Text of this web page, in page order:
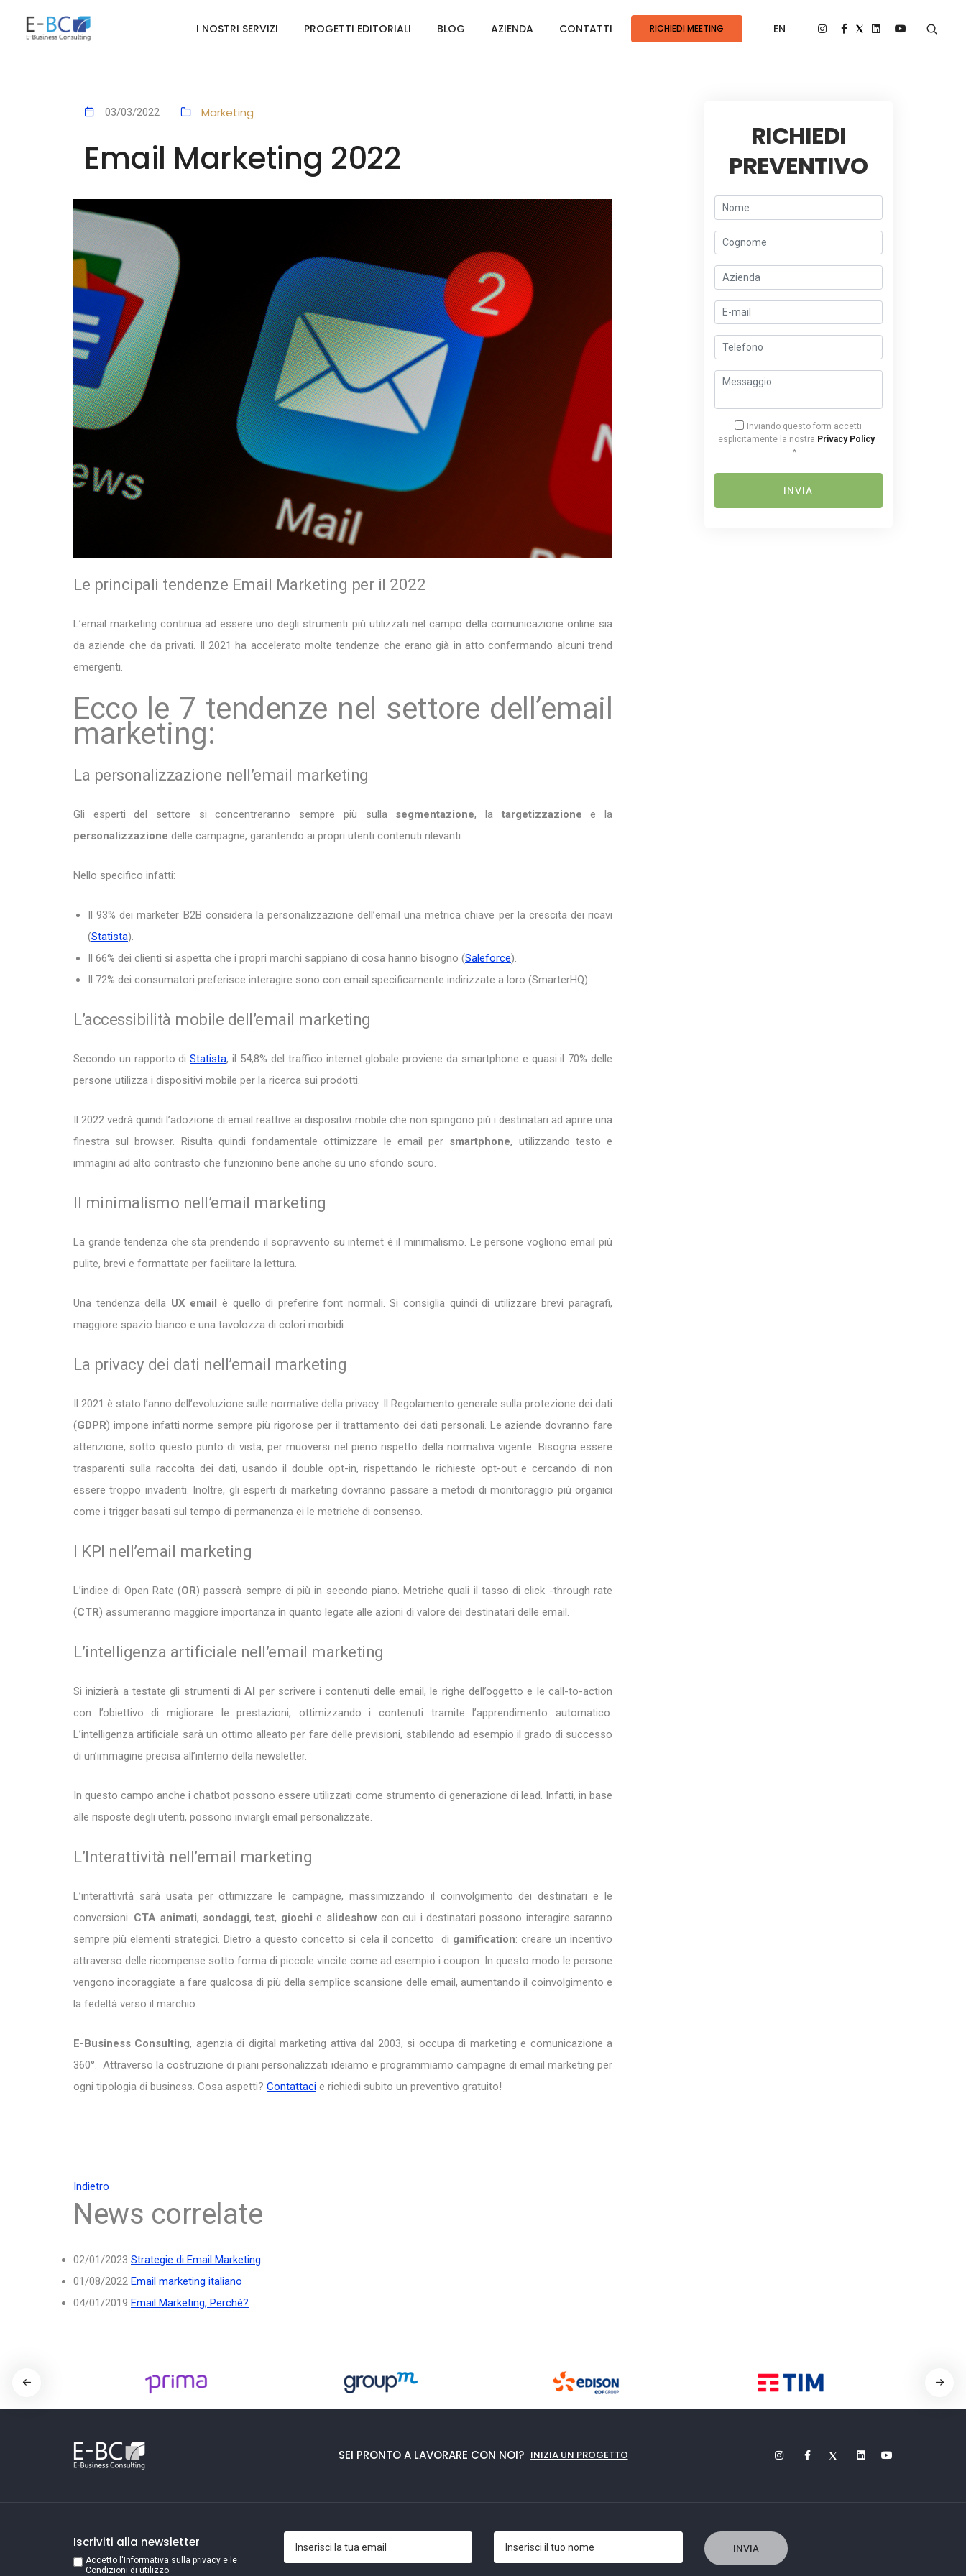
I NOSTRI SERVIZI PROGETTI EDITORIALI BLOG AZIENDA CONTATTI RICHIEDI MEETING EN
03/03/2022 Marketing
Email Marketing 2022
Le principali tendenze Email Marketing per il 2022
L’email marketing continua ad essere uno degli strumenti più utilizzati nel campo della comunicazione online sia
da aziende che da privati. Il 2021 ha accelerato molte tendenze che erano già in atto confermando alcuni trend
emergenti.
Ecco le 7 tendenze nel settore dell’email
marketing:
La personalizzazione nell’email marketing
Gli esperti del settore si concentreranno sempre più sulla segmentazione, la targetizzazione e la
personalizzazione delle campagne, garantendo ai propri utenti contenuti rilevanti.
Nello specifico infatti:
Il 93% dei marketer B2B considera la personalizzazione dell’email una metrica chiave per la crescita dei ricavi
(Statista).
Il 66% dei clienti si aspetta che i propri marchi sappiano di cosa hanno bisogno (Saleforce).
Il 72% dei consumatori preferisce interagire sono con email specificamente indirizzate a loro (SmarterHQ).
L’accessibilità mobile dell’email marketing
Secondo un rapporto diStatista, il 54,8% del traffico internet globale proviene da smartphone e quasi il 70% delle
persone utilizza i dispositivi mobile per la ricerca sui prodotti.
Il 2022 vedrà quindi l’adozione di email reattive ai dispositivi mobile che non spingono più i destinatari ad aprire una
finestra sul browser. Risulta quindi fondamentale ottimizzare le email per smartphone, utilizzando testo e
immagini ad alto contrasto che funzionino bene anche su uno sfondo scuro.
Il minimalismo nell’email marketing
La grande tendenza che sta prendendo il sopravvento su internet è il minimalismo. Le persone vogliono email più
pulite, brevi e formattate per facilitare la lettura.
Una tendenza della UX email è quello di preferire font normali. Si consiglia quindi di utilizzare brevi paragrafi,
maggiore spazio bianco e una tavolozza di colori morbidi.
La privacy dei dati nell’email marketing
Il 2021 è stato l’anno dell’evoluzione sulle normative della privacy. Il Regolamento generale sulla protezione dei dati
(GDPR) impone infatti norme sempre più rigorose per il trattamento dei dati personali. Le aziende dovranno fare
attenzione, sotto questo punto di vista, per muoversi nel pieno rispetto della normativa vigente. Bisogna essere
trasparenti sulla raccolta dei dati, usando il double opt-in, rispettando le richieste opt-out e cercando di non
essere troppo invadenti. Inoltre, gli esperti di marketing dovranno passare a metodi di monitoraggio più organici
come i trigger basati sul tempo di permanenza ei le metriche di consenso.
I KPI nell’email marketing
L’indice di Open Rate (OR) passerà sempre di più in secondo piano. Metriche quali il tasso di click -through rate
(CTR) assumeranno maggiore importanza in quanto legate alle azioni di valore dei destinatari delle email.
L’intelligenza artificiale nell’email marketing
Si inizierà a testate gli strumenti diAI per scrivere i contenuti delle email, le righe dell’oggetto e le call-to-action
con l’obiettivo di migliorare le prestazioni, ottimizzando i contenuti tramite l’apprendimento automatico.
L’intelligenza artificiale sarà un ottimo alleato per fare delle previsioni, stabilendo ad esempio il grado di successo
di un’immagine precisa all’interno della newsletter.
In questo campo anche i chatbot possono essere utilizzati come strumento di generazione di lead. Infatti, in base
alle risposte degli utenti, possono inviargli email personalizzate.
L’Interattività nell’email marketing
L’interattività sarà usata per ottimizzare le campagne, massimizzando il coinvolgimento dei destinatari e le
conversioni. CTA animati, sondaggi,test, giochi e slideshow con cui i destinatari possono interagire saranno
sempre più elementi strategici. Dietro a questo concetto si cela il concetto di gamification: creare un incentivo
attraverso delle ricompense sotto forma di piccole vincite come ad esempio i coupon. In questo modo le persone
vengono incoraggiate a fare qualcosa di più della semplice scansione delle email, aumentando il coinvolgimento e
la fedeltà verso il marchio.
E-Business Consulting, agenzia di digital marketing attiva dal 2003, si occupa di marketing e comunicazione a
360°. Attraverso la costruzione di piani personalizzati ideiamo e programmiamo campagne di email marketing per
ogni tipologia di business. Cosa aspetti? Contattaci e richiedi subito un preventivo gratuito!
Indietro
News correlate
02/01/2023 Strategie di Email Marketing
01/08/2022 Email marketing italiano
04/01/2019 Email Marketing, Perché?
RICHIEDI
PREVENTIVO
Inviando questo form accetti
esplicitamente la nostra Privacy Policy .
*
INVIA
SEI PRONTO A LAVORARE CON NOI? INIZIA UN PROGETTO
Iscriviti alla newsletter
Accetto l'Informativa sulla privacy e le
Condizioni di utilizzo.